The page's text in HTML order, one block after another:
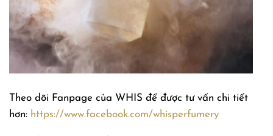
Theo dõi Fanpage của WHIS để được tư vấn chi tiết
hơn: https://www.facebook.com/whisperfumery